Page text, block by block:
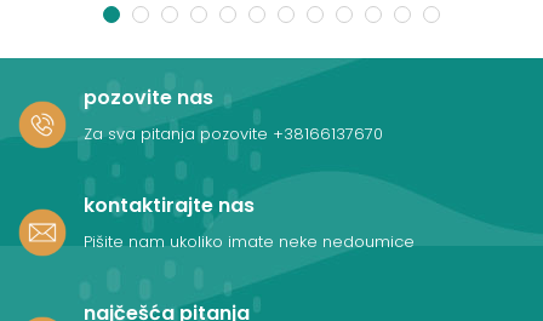
1 2 3 4 5 6 7 8 9 10 11 12
pozovite nas
Za sva pitanja pozovite +38166137670
kontaktirajte nas
Pišite nam ukoliko imate neke nedoumice
najčešća pitanja